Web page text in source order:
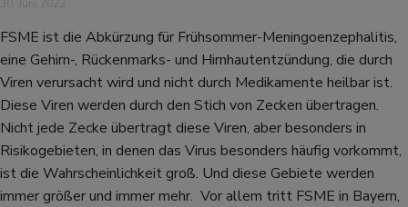
FSME ist die Abkürzung für Frühsommer-Meningoenzephalitis,
eine Gehirn-, Rückenmarks- und Hirnhautentzündung, die durch
Viren verursacht wird und nicht durch Medikamente heilbar ist.
Diese Viren werden durch den Stich von Zecken übertragen.
Nicht jede Zecke übertragt diese Viren, aber besonders in
Risikogebieten, in denen das Virus besonders häufig vorkommt,
ist die Wahrscheinlichkeit groß. Und diese Gebiete werden
immer größer und immer mehr. Vor allem tritt FSME in Bayern,